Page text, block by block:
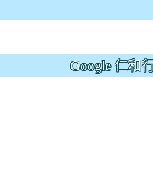
Google 仁和
Page/Public/
Page/Public/